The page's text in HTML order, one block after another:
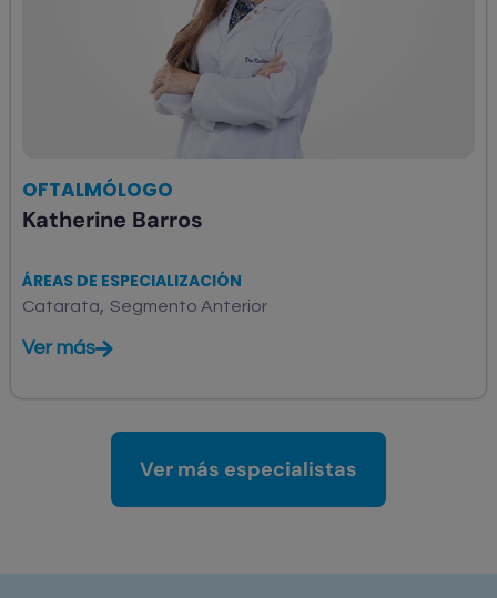
OFTALMÓLOGO
Katherine Barros
ÁREAS DE ESPECIALIZACIÓN
Catarata, Segmento Anterior
Ver más
Ver más especialistas